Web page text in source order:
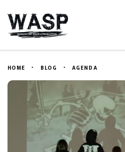
HOME BLOG AGENDA